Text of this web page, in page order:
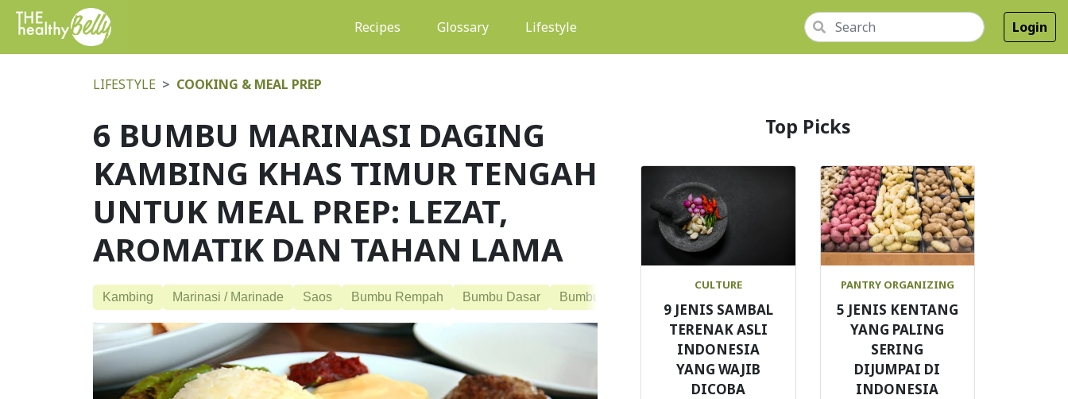
Recipes (current)Glossary Lifestyle Login
LIFESTYLE COOKING & MEAL PREP
6 BUMBU MARINASI DAGING
KAMBING KHAS TIMUR TENGAH
UNTUK MEAL PREP: LEZAT,
AROMATIK DAN TAHAN LAMA
Kambing Marinasi / Marinade Saos Bumbu Rempah Bumbu Dasar Bumbu Herba
Top Picks
CULTURE
9 JENIS SAMBAL
TERENAK ASLI
INDONESIA
YANG WAJIB
DICOBA
PANTRY ORGANIZING
5 JENIS KENTANG
YANG PALING
SERING
DIJUMPAI DI
INDONESIA